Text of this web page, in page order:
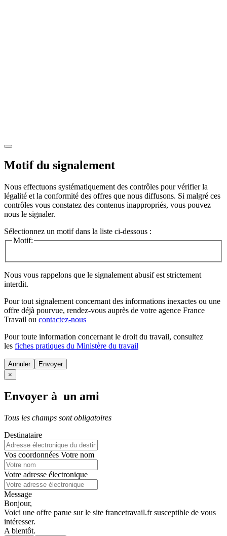
Motif du signalement
Nous effectuons systématiquement des contrôles pour vérifier la
légalité et la conformité des offres que nous diffusons. Si malgré ces
contrôles vous constatez des contenus inappropriés, vous pouvez
nous le signaler.
Sélectionnez un motif dans la liste ci-dessous :
Motif:
Nous vous rappelons que le signalement abusif est strictement
interdit.
Pour tout signalement concernant des informations inexactes ou une
offre déjà pourvue, rendez-vous auprès de votre agence France
Travail ou contactez-nous
Pour toute information concernant le droit du travail, consultez
les fiches pratiques du Ministère du travail
Annuler
×
Envoyer à un ami
Tous les champs sont obligatoires
Destinataire
Vos coordonnées Votre nom
Votre adresse électronique
Message
Bonjour,
Voici une offre parue sur le site francetravail.fr susceptible de vous
intéresser.
A bientôt.